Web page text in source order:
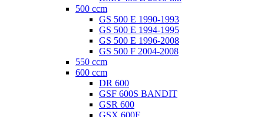
500 ccm
GS 500 E 1990-1993
GS 500 E 1994-1995
GS 500 E 1996-2008
GS 500 F 2004-2008
550 ccm
600 ccm
DR 600
GSF 600S BANDIT
GSR 600
GSX 600F